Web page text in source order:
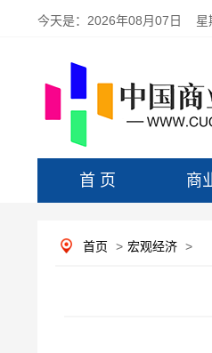
今天是： 2026年08月07日 星
首 页 商
首页 > 宏观经济 >